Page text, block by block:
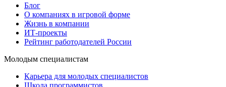
Блог
О компаниях в игровой форме
Жизнь в компании
ИТ-проекты
Рейтинг работодателей России
Молодым специалистам
Карьера для молодых специалистов
Школа программистов